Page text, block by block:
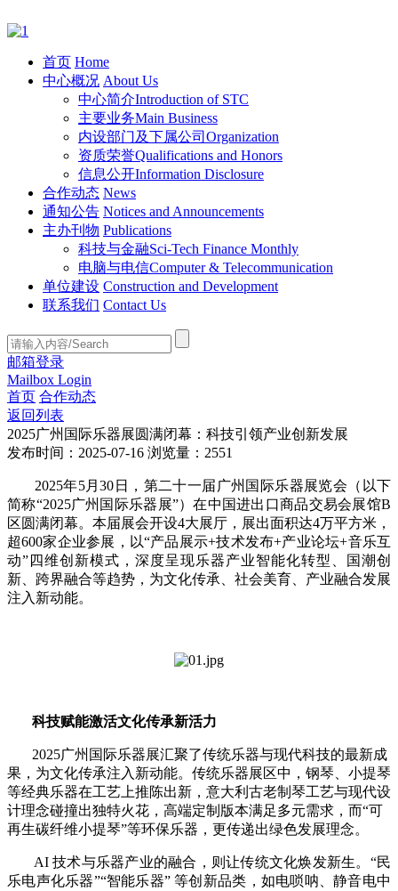
首页 Home
中心概况 About Us
中心简介Introduction of STC
主要业务Main Business
内设部门及下属公司 Organization
资质荣誉Qualifications and Honors
信息公开Information Disclosure
合作动态 News
通知公告 Notices and Announcements
主办刊物 Publications
科技与金融Sci-Tech Finance Monthly
电脑与电信Computer & Telecommunication
单位建设 Construction and Development
联系我们 Contact Us
邮箱登录
Mailbox Login
首页 合作动态
返回列表
2025广州国际乐器展圆满闭幕：科技引领产业创新发展
发布时间：2025-07-16 浏览量：2551
2025年5月30日，第二十一届广州国际乐器展览会（以下
简称“2025广州国际乐器展”）在中国进出口商品交易会展馆B
区圆满闭幕。本届展会开设4大展厅，展出面积达4万平方米，
超600家企业参展，以“产品展示+技术发布+产业论坛+音乐互
动”四维创新模式，深度呈现乐器产业智能化转型、国潮创
新、跨界融合等趋势，为文化传承、社会美育、产业融合发展
注入新动能。
科技赋能激活文化传承新活力
2025广州国际乐器展汇聚了传统乐器与现代科技的最新成
果，为文化传承注入新动能。传统乐器展区中，钢琴、小提琴
等经典乐器在工艺上推陈出新，意大利古老制琴工艺与现代设
计理念碰撞出独特火花，高端定制版本满足多元需求，而“可
再生碳纤维小提琴”等环保乐器，更传递出绿色发展理念。
AI 技术与乐器产业的融合，则让传统文化焕发新生。“民
乐电声化乐器”“智能乐器” 等创新品类，如电唢呐、静音电中